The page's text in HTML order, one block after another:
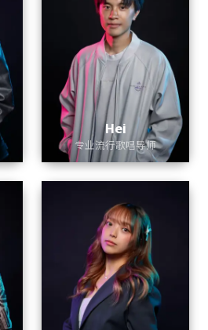
Hei
专业流行歌唱导师